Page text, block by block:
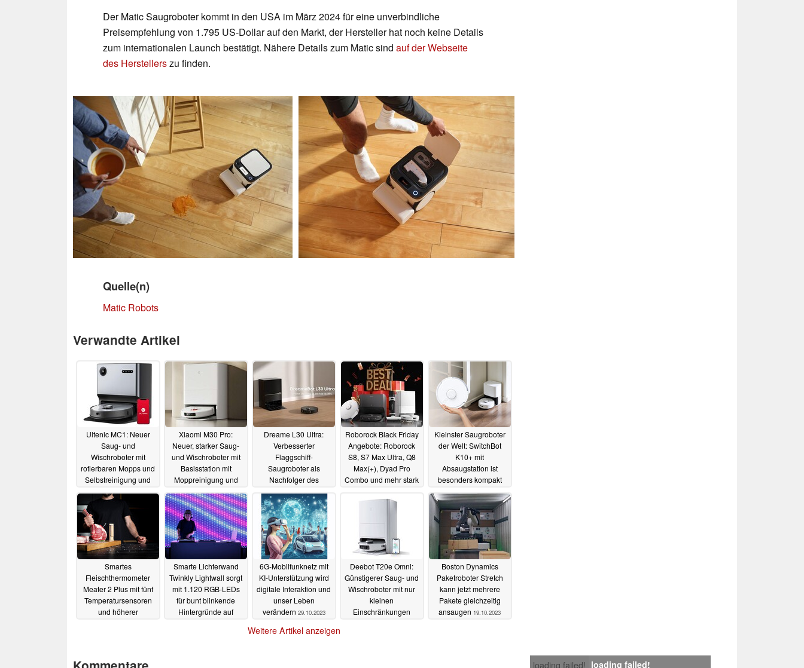
Der Matic Saugroboter kommt in den USA im März 2024 für eine unverbindliche
Preisempfehlung von 1.795 US-Dollar auf den Markt, der Hersteller hat noch keine Details
zum internationalen Launch bestätigt. Nähere Details zum Matic sind auf der Webseite
des Herstellerszu finden.
Quelle(n)
Matic Robots
Verwandte Artikel
Ultenic MC1: Neuer
Saug- und
Wischroboter mit
rotierbaren Mopps und
Selbstreinigung und
Rabattpreis
Xiaomi M30 Pro:
Neuer, starker Saug-
und Wischroboter mit
Basisstation mit
Moppreinigung und
02.12.2023
Dreame L30 Ultra:
Verbesserter
Flaggschiff-
Saugroboter als
Nachfolger des
schon da27.11.2023
Roborock Black Friday
Angebote: Roborock
S8, S7 Max Ultra, Q8
Max(+), Dyad Pro
Combo und mehr stark
Kleinster Saugroboter
der Welt: SwitchBot
K10+ mit
Absaugstation ist
besonders kompakt
12.11.2023
Smartes
Fleischthermometer
Meater 2 Plus mit fünf
Temperatursensoren
und höherer
Smarte Lichterwand
Twinkly Lightwall sorgt
mit 1.120 RGB-LEDs
für bunt blinkende
Hintergründe auf
6G-Mobilfunknetz mit
KI-Unterstützung wird
digitale Interaktion und
unser Leben
verändern 29.10.2023
Deebot T20e Omni:
Günstigerer Saug- und
Wischroboter mit nur
kleinen
Einschränkungen
Boston Dynamics
Paketroboter Stretch
kann jetzt mehrere
Pakete gleichzeitig
ansaugen 19.10.2023
Weitere Artikel anzeigen
loading failed! loading failed!